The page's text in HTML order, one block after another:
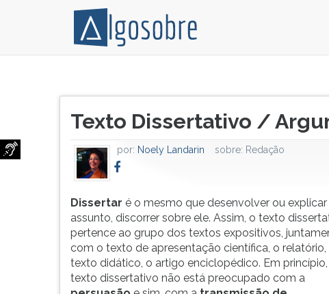
que
desenvolver
F
para
do
artigo:
Texto Dissertativo /
por: Noely Landarin sobre: Redação
Dissertar é o mesmo que desenvolver ou explicar
assunto, discorrer sobre ele. Assim, o texto
pertence ao grupo dos textos expositivos,
com o texto de apresentação científica, o relatório,
texto didático, o artigo enciclopédico. Em
texto dissertativo não está preocupado com a